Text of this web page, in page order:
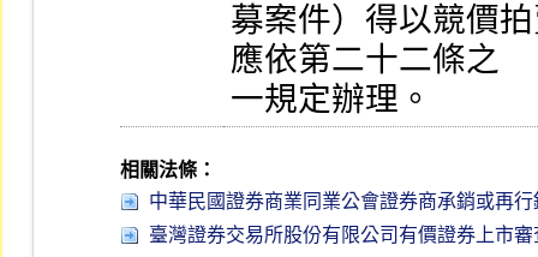
募案件）得以競價
應依第二十二條之
一規定辦理。
相關法條：
中華民國證券商業同業公會證券商承銷或再
臺灣證券交易所股份有限公司有價證券上市